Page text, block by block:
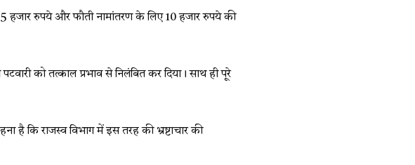
हजार रुपये और फौती नामांतरण के लिए 10 हजार रुपये की
को तत्काल प्रभाव से निलंबित कर दिया। साथ ही पूरे
है कि राजस्व विभाग में इस तरह की भ्रष्टाचार की